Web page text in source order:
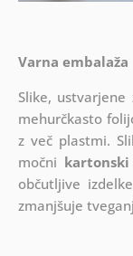
Varna embalaža
Slike,
mehurčkasto
z več plastmi.
močni
občutljive
zmanjšuje